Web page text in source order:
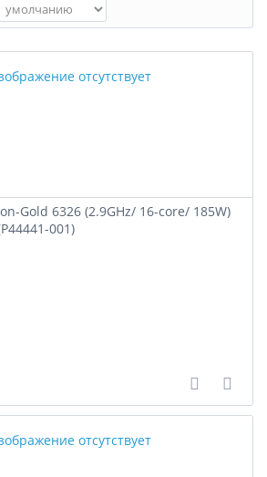
Gold 6326 (2.9GHz/ 16-core/ 185W)
001)
В В